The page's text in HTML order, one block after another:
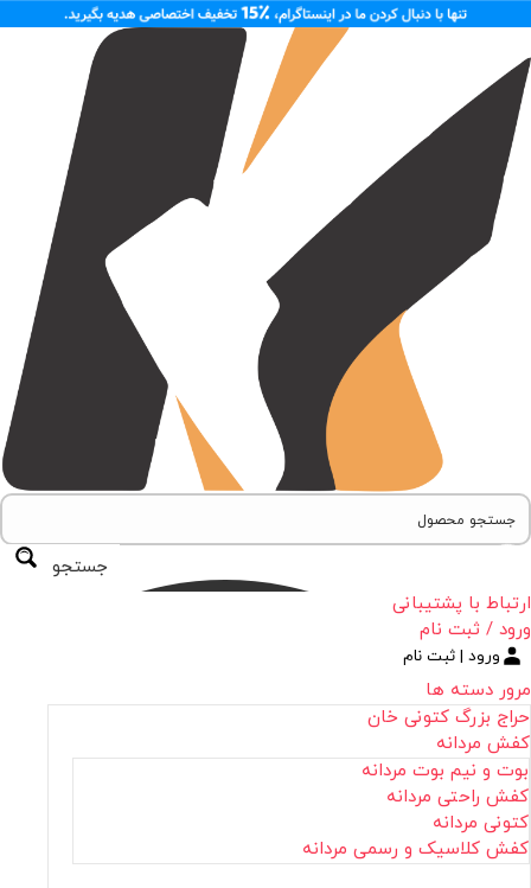
جستجو
ارتباط با پشتیبانی
ورود / ثبت نام
ورود | ثبت نام
مرور دسته ها
حراج بزرگ کتونی خان
کفش مردانه
بوت و نیم بوت مردانه
کفش راحتی مردانه
کتونی مردانه
کفش کلاسیک و رسمی مردانه